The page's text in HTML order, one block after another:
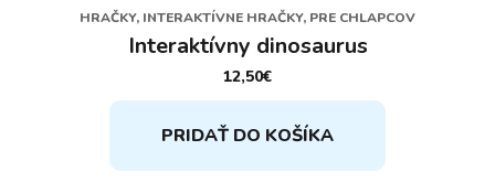
HRAČKY, INTERAKTÍVNE HRAČKY, PRE CHLAPCOV
Interaktívny dinosaurus
12,50€
PRIDAŤ DO KOŠÍKA